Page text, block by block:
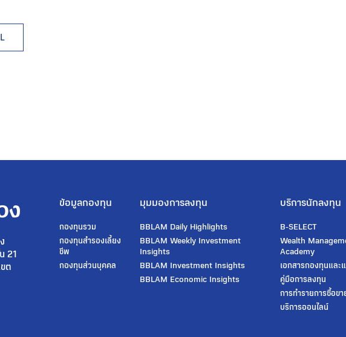
21
ต
ข้อมูลกองทุน
กองทุนรวม
กองทุนสํารองเลี้ยง
ชีพ
กองทุนส่วนบุคคล
มุมมองการลงทุน
BBLAM Daily Highlights
BBLAM Weekly Investment
Insights
BBLAM Investment Insights
BBLAM Economic Insights
บริการนักลงทุน
B-SELECT
Wealth
Academy
เอกสารกองทุนและ
คู่มือการลงทุน
การทำรายการซื้อขา
บริการออนไลน์